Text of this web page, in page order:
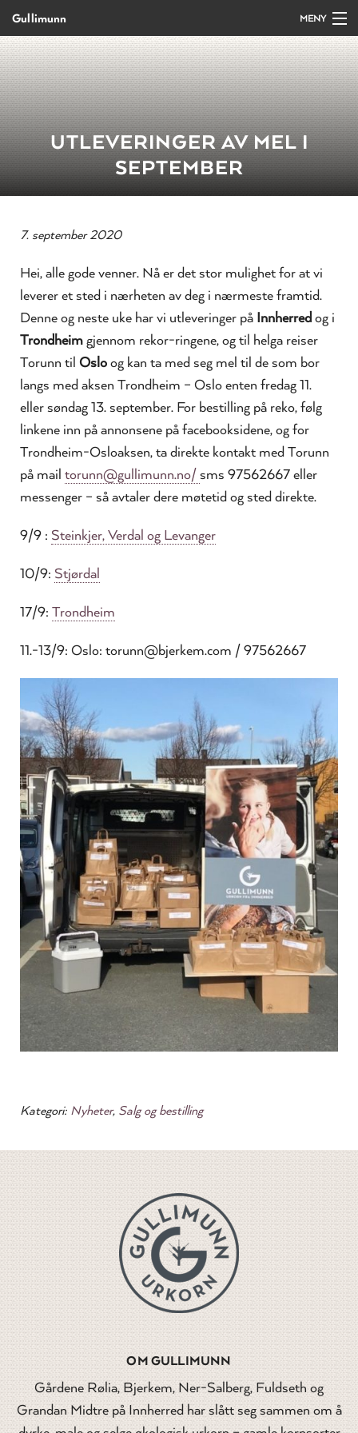
Gullimunn MENY
Forside
Produkter
Salg/bestilling
Oppskrifter
Om Gullimunn
Kontakt
Gå
til
innholdet
Forstørre
skrift
UTLEVERINGER AV MEL I
SEPTEMBER
7. september 2020
Hei, alle gode venner. Nå er det stor mulighet for at vi
leverer et sted i nærheten av deg i nærmeste framtid.
Denne og neste uke har vi utleveringer på Innherred og i
Trondheimgjennom rekor-ringene, og til helga reiser
Torunn til Osloog kan ta med seg mel til de som bor
langs med aksen Trondheim – Oslo enten fredag 11.
eller søndag 13. september. For bestilling på reko, følg
linkene inn på annonsene på facebooksidene, og for
Trondheim-Osloaksen, ta direkte kontakt med Torunn
på mail torunn@gullimunn.no/ sms 97562667 eller
messenger – så avtaler dere møtetid og sted direkte.
9/9 : Steinkjer, Verdal og Levanger
10/9: Stjørdal
17/9: Trondheim
11.-13/9: Oslo: torunn@bjerkem.com / 97562667
Kategori: Nyheter, Salg og bestilling
OM GULLIMUNN
Gårdene Rølia, Bjerkem, Ner-Salberg, Fuldseth og
Grandan Midtre på Innherred har slått seg sammen om å